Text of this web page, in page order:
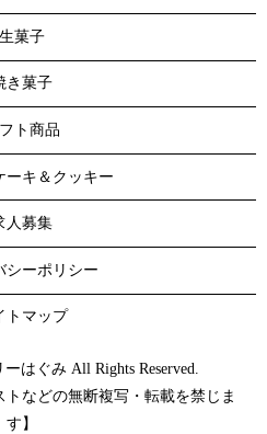
生菓子
き菓子
ト商品
ーキ＆クッキー
人募集
シーポリシー
トマップ
はぐみ All Rights Reserved.
トなどの無断複写・転載を禁じま
す】